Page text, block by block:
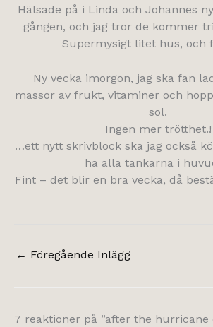
Hälsade på i Linda och Johannes
gången, och jag tror de kommer
Supermysigt litet hus, och
Ny vecka imorgon, jag ska fan
massor av frukt, vitaminer och
sol.
Ingen mer trötthet.!
…ett nytt skrivblock ska jag också
ha alla tankarna i
Fint – det blir en bra vecka, då
← Föregående Inlägg
7 reaktioner på ”after the hurricane